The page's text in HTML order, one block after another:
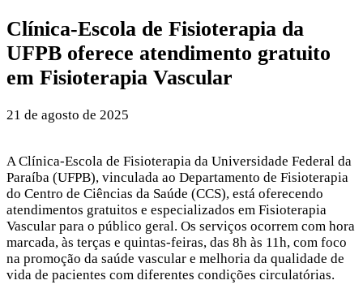
Clínica-Escola de Fisioterapia da
UFPB oferece atendimento gratuito
em Fisioterapia Vascular
21 de agosto de 2025
A Clínica-Escola de Fisioterapia da Universidade Federal da
Paraíba (UFPB), vinculada ao Departamento de Fisioterapia
do Centro de Ciências da Saúde (CCS), está oferecendo
atendimentos gratuitos e especializados em Fisioterapia
Vascular para o público geral. Os serviços ocorrem com hora
marcada, às terças e quintas-feiras, das 8h às 11h, com foco
na promoção da saúde vascular e melhoria da qualidade de
vida de pacientes com diferentes condições circulatórias.